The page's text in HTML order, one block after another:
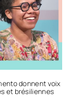
donnent voix
et brésiliennes